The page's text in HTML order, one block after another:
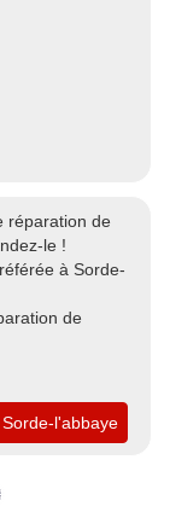
réparation de
le !
à Sorde-
de
l'abbaye